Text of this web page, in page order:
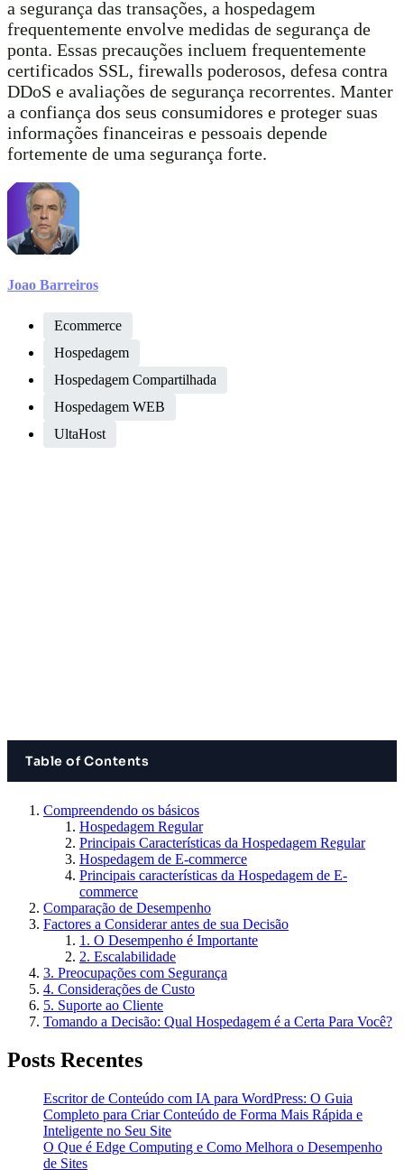
a segurança das transações, a hospedagem
frequentemente envolve medidas de segurança de
ponta. Essas precauções incluem frequentemente
certificados SSL, firewalls poderosos, defesa contra
DDoS e avaliações de segurança recorrentes. Manter
a confiança dos seus consumidores e proteger suas
informações financeiras e pessoais depende
fortemente de uma segurança forte.
Joao Barreiros
Ecommerce
Hospedagem
Hospedagem Compartilhada
Hospedagem WEB
UltaHost
Table of Contents
Compreendendo os básicos
Hospedagem Regular
Principais Características da Hospedagem Regular
Hospedagem de E-commerce
Principais características da Hospedagem de E-
commerce
Comparação de Desempenho
Factores a Considerar antes de sua Decisão
1. O Desempenho é Importante
2. Escalabilidade
3. Preocupações com Segurança
4. Considerações de Custo
5. Suporte ao Cliente
Tomando a Decisão: Qual Hospedagem é a Certa Para Você?
Posts Recentes
Escritor de Conteúdo com IA para WordPress: O Guia
Completo para Criar Conteúdo de Forma Mais Rápida e
Inteligente no Seu Site
O Que é Edge Computing e Como Melhora o Desempenho
de Sites